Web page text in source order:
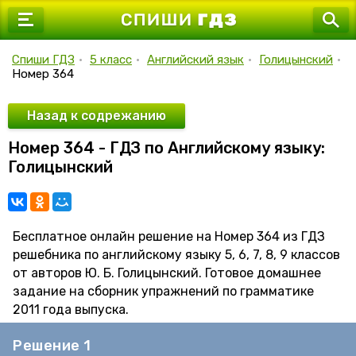
7 класс
9 класс
10 класс
11 класс
Спиши ГДЗ • 5 класс • Английский язык • Голицынский •
Номер 364
Назад к содрежанию
Номер 364 - ГДЗ по Английскому языку:
Голицынский
Бесплатное онлайн решение на Номер 364 из ГДЗ
решебника по английскому языку 5, 6, 7, 8, 9 классов
от авторов Ю. Б. Голицынский. Готовое домашнее
задание на сборник упражнений по грамматике
2011 года выпуска.
Решение 1